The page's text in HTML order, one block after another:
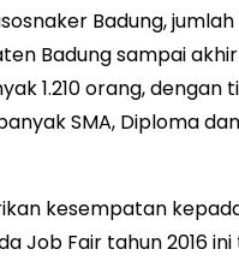
Badung,
Badung sampai akhir
1.210 orang, dengan
SMA, Diploma
kesempatan
Job Fair tahun 2016